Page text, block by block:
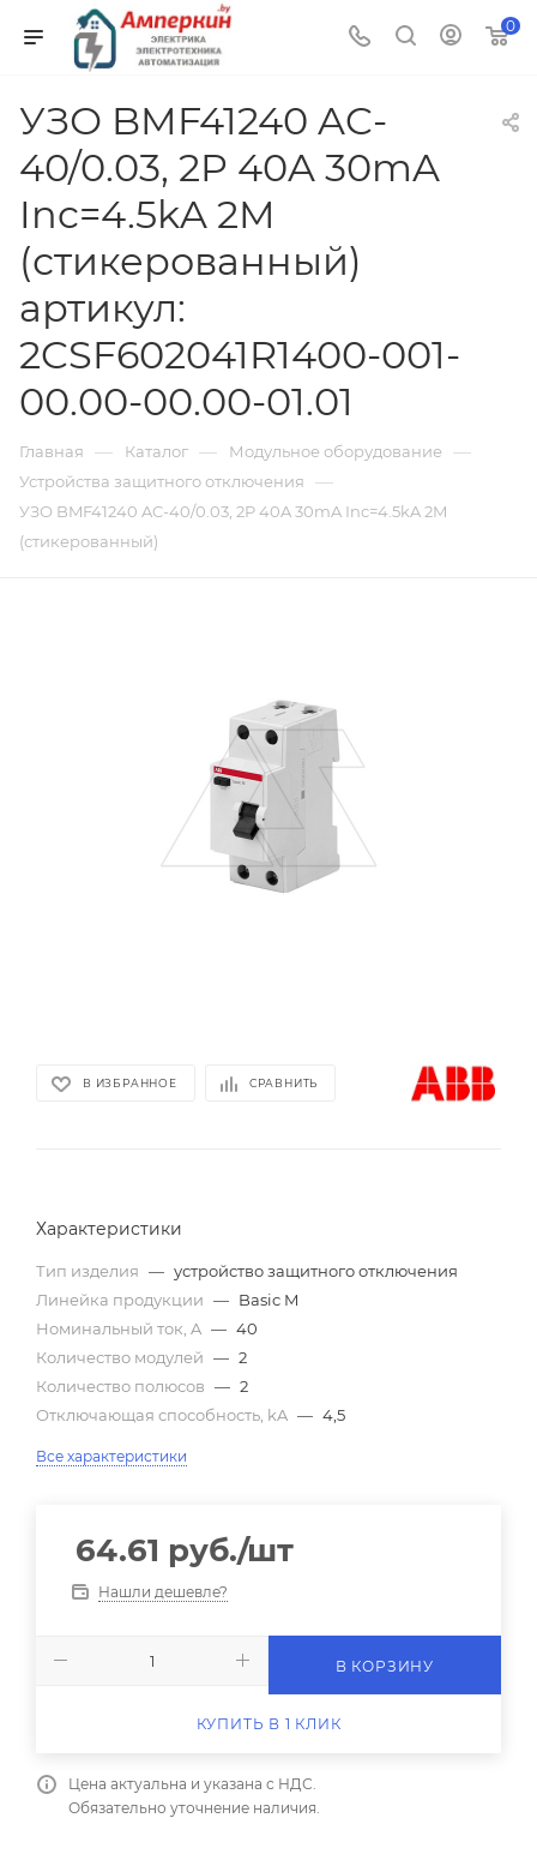
0
УЗО BMF41240 AC-
40/0.03, 2P 40A 30mA
Inc=4.5kA 2M
(стикерованный)
артикул:
2CSF602041R1400-001-
00.00-00.00-01.01
Главная — Каталог — Модульное оборудование —
Устройства защитного отключения —
УЗО BMF41240 AC-40/0.03, 2P 40A 30mA Inc=4.5kA 2M
(стикерованный)
В ИЗБРАННОЕ СРАВНИТЬ
Характеристики
Тип изделия — устройство защитного отключения
Линейка продукции — Basic M
Номинальный ток, A — 40
Количество модулей — 2
Количество полюсов — 2
Отключающая способность, kA — 4,5
Все характеристики
64.61 руб./шт
Нашли дешевле?
В КОРЗИНУ
КУПИТЬ В 1 КЛИК
Цена актуальна и указана с НДС.
Обязательно уточнение наличия.